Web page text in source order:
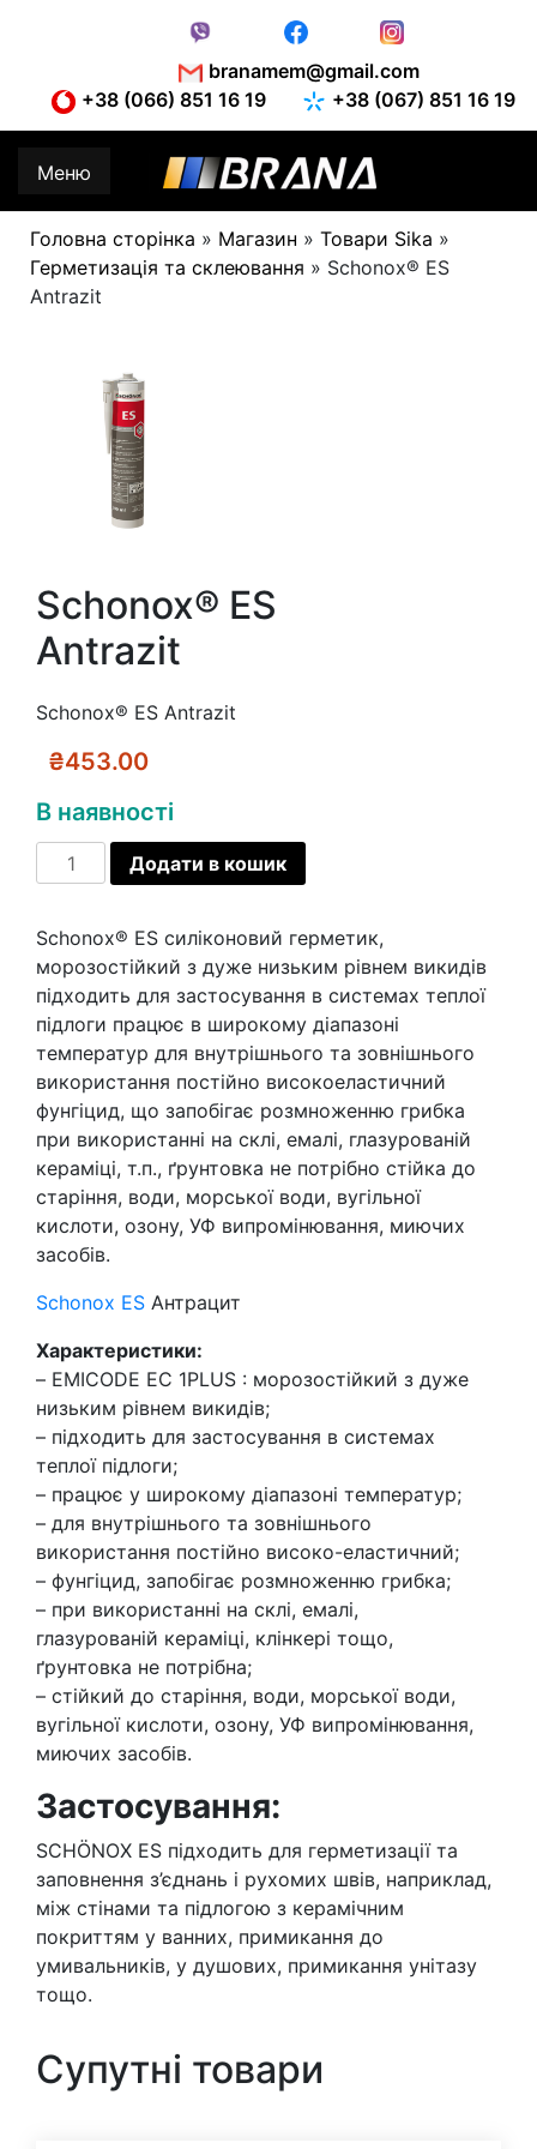
+38 (066) 851 16 19
+38 (067) 851 16 19
branamem@gmail.com
Меню
Головна сторінка » Магазин » Товари Sika »
Герметизація та склеювання » Schonox® ES
Antrazit
Schonox® ES
Antrazit
Schonox® ES Antrazit
₴453.00
В наявності
Schonox®
ES
кількість
Додати в кошик
Schonox® ES силіконовий герметик,
морозостійкий з дуже низьким рівнем викидів
підходить для застосування в системах теплої
підлоги працює в широкому діапазоні
температур для внутрішнього та зовнішнього
використання постійно високоеластичний
фунгіцид, що запобігає розмноженню грибка
при використанні на склі, емалі, глазурованій
кераміці, т.п., ґрунтовка не потрібно стійка до
старіння, води, морської води, вугільної
кислоти, озону, УФ випромінювання, миючих
засобів.
Schonox ES Антрацит
Характеристики:
– EMICODE EC 1PLUS : морозостійкий з дуже
низьким рівнем викидів;
– підходить для застосування в системах
теплої підлоги;
– працює у широкому діапазоні температур;
– для внутрішнього та зовнішнього
використання постійно високо-еластичний;
– фунгіцид, запобігає розмноженню грибка;
– при використанні на склі, емалі,
глазурованій кераміці, клінкері тощо,
ґрунтовка не потрібна;
– стійкий до старіння, води, морської води,
вугільної кислоти, озону, УФ випромінювання,
миючих засобів.
Застосування:
SCHÖNOX ES підходить для герметизації та
заповнення з’єднань і рухомих швів, наприклад,
між стінами та підлогою з керамічним
покриттям у ванних, примикання до
умивальників, у душових, примикання унітазу
тощо.
Супутні товари